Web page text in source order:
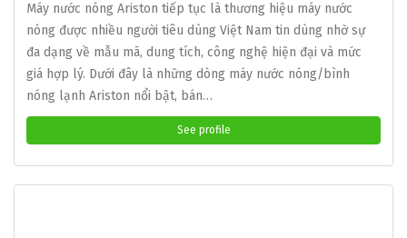
Máy nước nóng Ariston tiếp tục là thương hiệu máy nước
nóng được nhiều người tiêu dùng Việt Nam tin dùng nhờ sự
đa dạng về mẫu mã, dung tích, công nghệ hiện đại và mức
giá hợp lý. Dưới đây là những dòng máy nước nóng/bình
nóng lạnh Ariston nổi bật, bán…
See profile